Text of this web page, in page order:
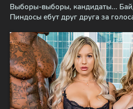
Выборы-выборы, кандидаты...
Пиндосы ебут друг друга за